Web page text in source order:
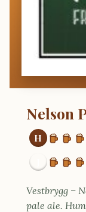
Nelson
H
Vestbrygg –
pale ale.